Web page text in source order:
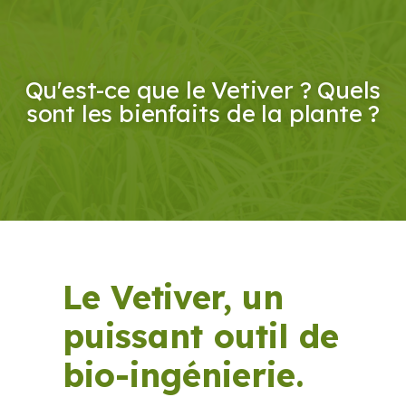
Qu'est-ce que le Vetiver ? Quels
sont les bienfaits de la plante ?
Le Vetiver, un
puissant outil de
bio-ingénierie.